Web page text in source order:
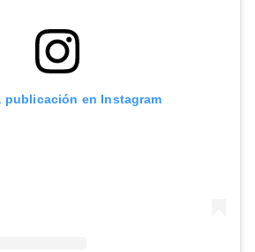
publicación en Instagram